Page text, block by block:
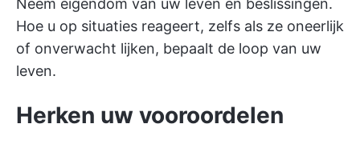
Neem eigendom van uw leven en beslissingen.
Hoe u op situaties reageert, zelfs als ze oneerlijk
of onverwacht lijken, bepaalt de loop van uw
leven.
Herken uw vooroordelen